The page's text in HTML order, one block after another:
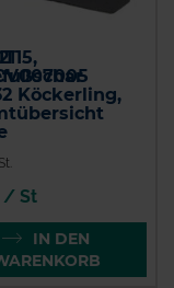
Köckerling,
/ St
IN DEN